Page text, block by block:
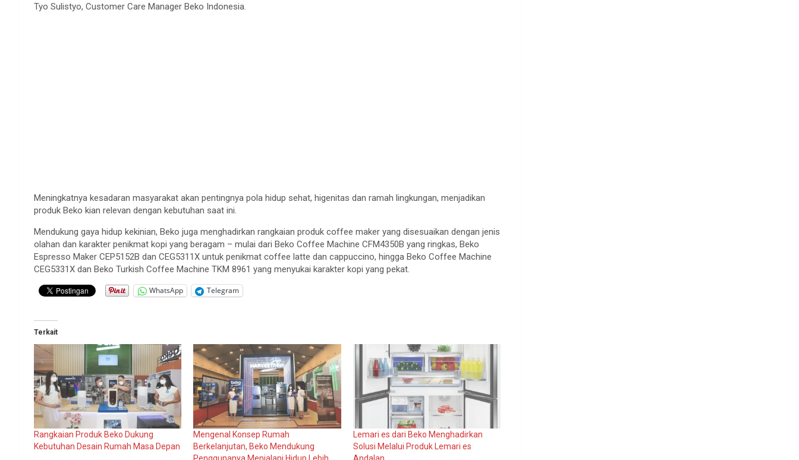
Tyo Sulistyo, Customer Care Manager Beko Indonesia.
Meningkatnya kesadaran masyarakat akan pentingnya pola hidup sehat, higenitas dan ramah lingkungan, menjadikan
produk Beko kian relevan dengan kebutuhan saat ini.
Mendukung gaya hidup kekinian, Beko juga menghadirkan rangkaian produk coffee maker yang disesuaikan dengan jenis
olahan dan karakter penikmat kopi yang beragam – mulai dari Beko Coffee Machine CFM4350B yang ringkas, Beko
Espresso Maker CEP5152B dan CEG5311X untuk penikmat coffee latte dan cappuccino, hingga Beko Coffee Machine
CEG5331X dan Beko Turkish Coffee Machine TKM 8961 yang menyukai karakter kopi yang pekat.
WhatsApp Telegram
Terkait
Rangkaian Produk Beko Dukung
Kebutuhan Desain Rumah Masa Depan
Mengenal Konsep Rumah
Berkelanjutan, Beko Mendukung
Lemari es dari Beko Menghadirkan
Solusi Melalui Produk Lemari es